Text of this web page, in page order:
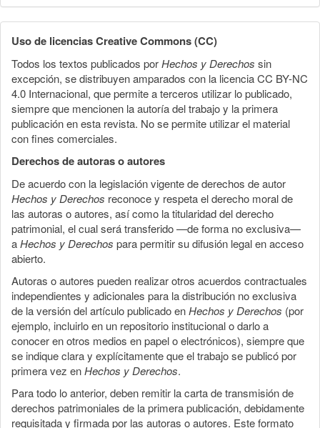
Uso de licencias Creative Commons (CC)
Todos los textos publicados porHechos y Derechos sin
excepción, se distribuyen amparados con la licencia CC BY-NC
4.0 Internacional, que permite a terceros utilizar lo publicado,
siempre que mencionen la autoría del trabajo y la primera
publicación en esta revista. No se permite utilizar el material
con fines comerciales.
Derechos de autoras o autores
De acuerdo con la legislación vigente de derechos de autor
Hechos y Derechos reconoce y respeta el derecho moral de
las autoras o autores, así como la titularidad del derecho
patrimonial, el cual será transferido —de forma no exclusiva—
aHechos y Derechos para permitir su difusión legal en acceso
abierto.
Autoras o autores pueden realizar otros acuerdos contractuales
independientes y adicionales para la distribución no exclusiva
de la versión del artículo publicado enHechos y Derechos (por
ejemplo, incluirlo en un repositorio institucional o darlo a
conocer en otros medios en papel o electrónicos), siempre que
se indique clara y explícitamente que el trabajo se publicó por
primera vez enHechos y Derechos.
Para todo lo anterior, deben remitir la carta de transmisión de
derechos patrimoniales de la primera publicación, debidamente
requisitada y firmada por las autoras o autores. Este formato